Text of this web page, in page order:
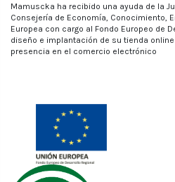
Mamuscka ha recibido una ayuda de la
Consejería de Economía, Conocimiento,
Europea con cargo al Fondo Europeo de
diseño e implantación de su tienda
presencia en el comercio electrónico